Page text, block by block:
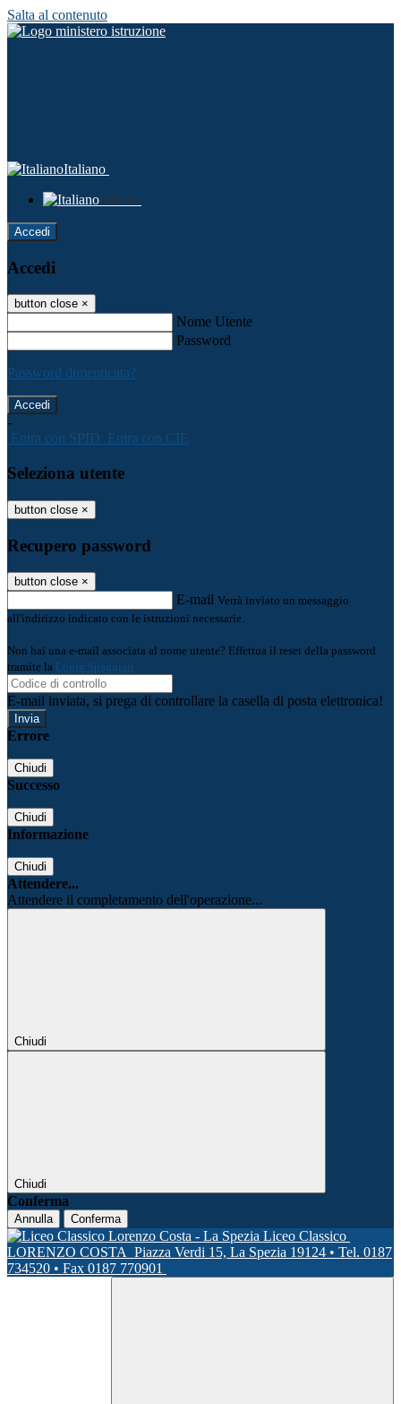
Salta al contenuto
Italiano
Italiano
Accedi
Accedi
button close ×
Nome Utente
Password
Password dimenticata?
-
Entra con SPID Entra con CIE
Seleziona utente
button close ×
Recupero password
button close ×
E-mail Verrà inviato un messaggio
all'indirizzo indicato con le istruzioni necessarie.
Non hai una e-mail associata al nome utente? Effettua il reset della password
tramite la Login Spaggiari
E-mail inviata, si prega di controllare la casella di posta elettronica!
Errore
Chiudi
Successo
Chiudi
Informazione
Chiudi
Attendere...
Attendere il completamento dell'operazione...
Chiudi
Chiudi
Conferma
Annulla Conferma
Liceo Classico
LORENZO COSTA Piazza Verdi 15, La Spezia 19124 • Tel. 0187
734520 • Fax 0187 770901